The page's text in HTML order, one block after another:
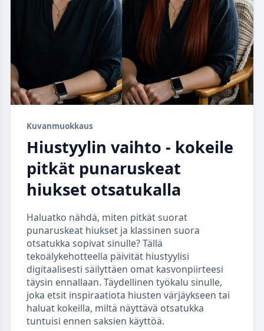
Kuvanmuokkaus
Hiustyylin vaihto - kokeile
pitkät punaruskeat
hiukset otsatukalla
Haluatko nähdä, miten pitkät suorat
punaruskeat hiukset ja klassinen suora
otsatukka sopivat sinulle? Tällä
tekoälykehotteella päivität hiustyylisi
digitaalisesti säilyttäen omat kasvonpiirteesi
täysin ennallaan. Täydellinen työkalu sinulle,
joka etsit inspiraatiota hiusten värjäykseen tai
haluat kokeilla, miltä näyttävä otsatukka
tuntuisi ennen saksien käyttöä.